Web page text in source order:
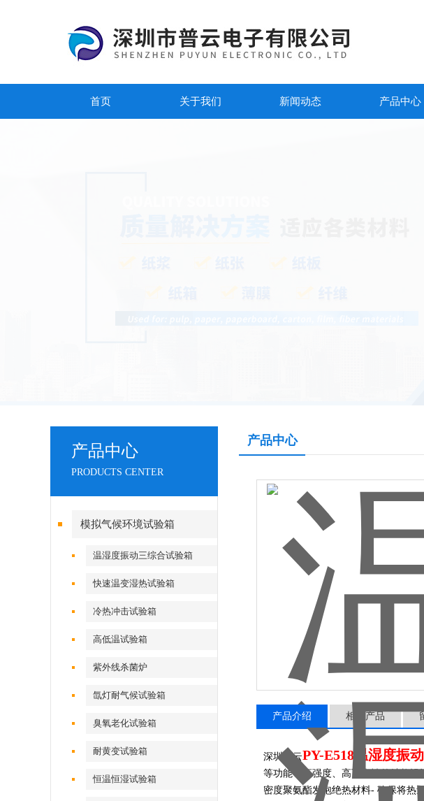
首页 关于我们 新闻动态 产品中心
产品中心
PRODUCTS CENTER
模拟气候环境试验箱
温湿度振动三综合试验箱
快速温变湿热试验箱
冷热冲击试验箱
高低温试验箱
紫外线杀菌炉
氙灯耐气候试验箱
臭氧老化试验箱
耐黄变试验箱
恒温恒湿试验箱
产品中心
产品介绍 相关产品
深圳普云PY-E518 温湿度振
等功能；高强度、高可靠性的结构
密度聚氨酯发泡绝热材料- 确保将热